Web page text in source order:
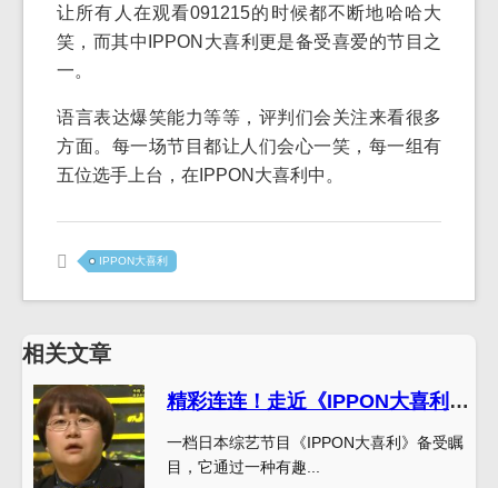
让所有人在观看091215的时候都不断地哈哈大
笑，而其中IPPON大喜利更是备受喜爱的节目之
一。
语言表达爆笑能力等等，评判们会关注来看很多
方面。每一场节目都让人们会心一笑，每一组有
五位选手上台，在IPPON大喜利中。
IPPON大喜利
相关文章
精彩连连！走近《IPPON大喜利》的搞笑世界
一档日本综艺节目《IPPON大喜利》备受瞩
目，它通过一种有趣...